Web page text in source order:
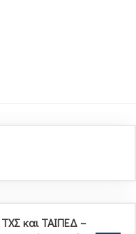
ΤΧΣ και ΤΑΙΠΕΔ –